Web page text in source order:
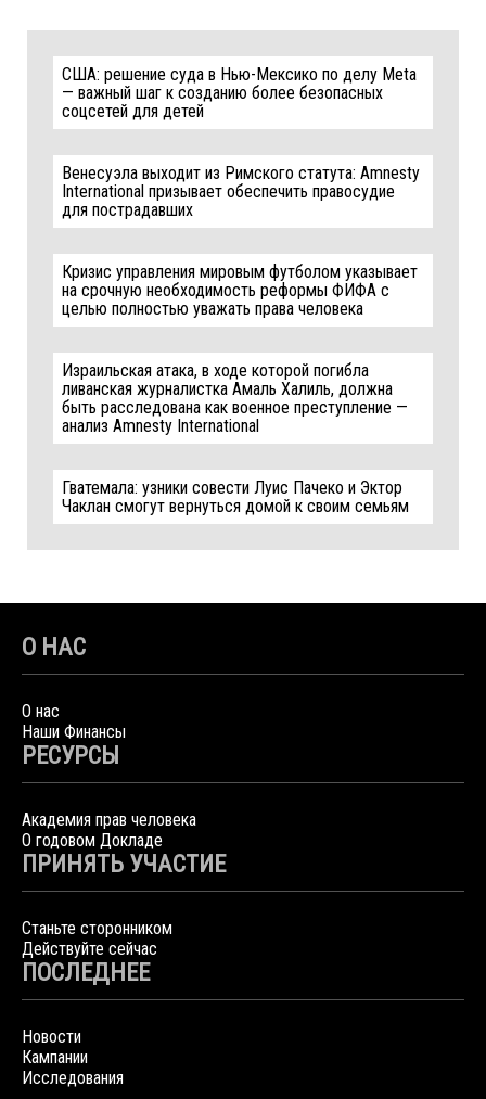
США: решение суда в Нью-Мексико по делу Meta
— важный шаг к созданию более безопасных
соцсетей для детей
Венесуэла выходит из Римского статута: Amnesty
International призывает обеспечить правосудие
для пострадавших
Кризис управления мировым футболом указывает
на срочную необходимость реформы ФИФА с
целью полностью уважать права человека
Израильская атака, в ходе которой погибла
ливанская журналистка Амаль Халиль, должна
быть расследована как военное преступление —
анализ Amnesty International
Гватемала: узники совести Луис Пачеко и Эктор
Чаклан смогут вернуться домой к своим семьям
О НАС
О нас
Наши Финансы
РЕСУРСЫ
Академия прав человека
О годовом Докладе
ПРИНЯТЬ УЧАСТИЕ
Станьте сторонником
Действуйте сейчас
ПОСЛЕДНЕЕ
Новости
Кампании
Исследования